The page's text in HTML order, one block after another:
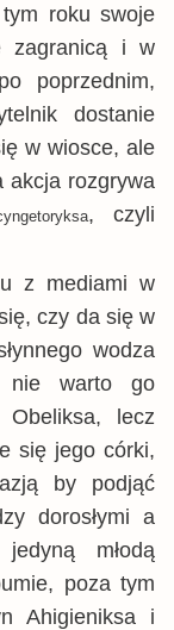
roku swoje
zagranicą i w
poprzednim,
dostanie
w wiosce, ale
akcja rozgrywa
, czyli
z mediami w
czy da się w
wodza
nie warto go
lecz
się jego córki,
by podjąć
dorosłymi a
młodą
poza tym
Ahigieniksa i